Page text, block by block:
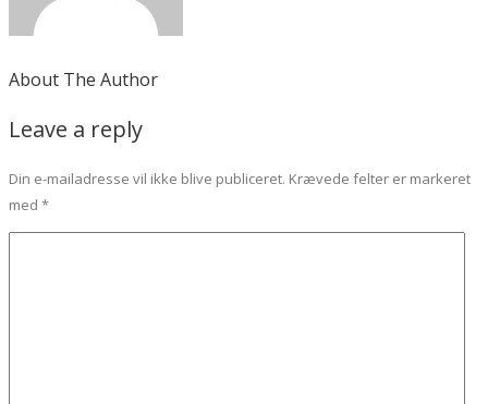
About The Author
Leave a reply
Din e-mailadresse vil ikke blive publiceret. Krævede felter er markeret
med *